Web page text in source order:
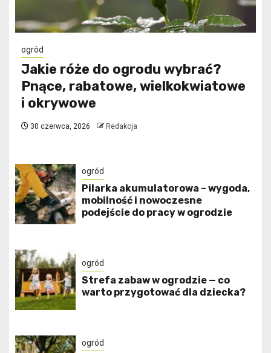
ogród
Jakie róże do ogrodu wybrać?
Pnące, rabatowe, wielkokwiatowe
i okrywowe
30 czerwca, 2026 Redakcja
ogród
Pilarka akumulatorowa – wygoda,
mobilność i nowoczesne
podejście do pracy w ogrodzie
ogród
Strefa zabaw w ogrodzie — co
warto przygotować dla dziecka?
ogród